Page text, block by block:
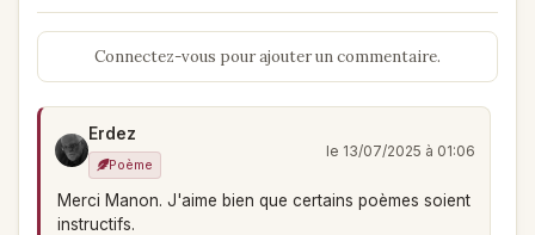
Connectez-vous pour ajouter un commentaire.
Erdez
Poème
le 13/07/2025 à 01:06
Merci Manon. J'aime bien que certains poèmes soient
instructifs.